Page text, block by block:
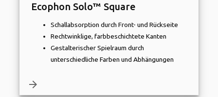
Ecophon Solo™ Square
Schallabsorption durch Front- und Rückseite
Rechtwinklige, farbbeschichtete Kanten
Gestalterischer Spielraum durch
unterschiedliche Farben und Abhängungen
arrow_forward